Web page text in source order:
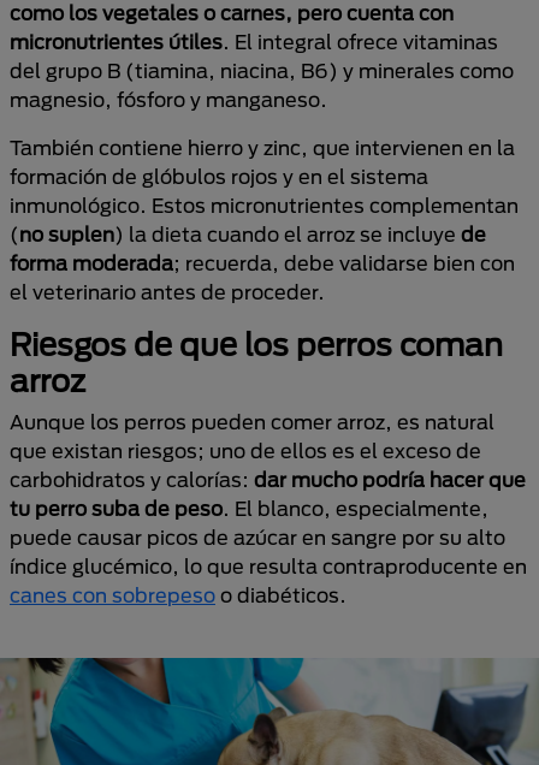
como los vegetales o carnes, pero cuenta con
micronutrientes útiles. El integral ofrece vitaminas
del grupo B (tiamina, niacina, B6) y minerales como
magnesio, fósforo y manganeso.
También contiene hierro y zinc, que intervienen en la
formación de glóbulos rojos y en el sistema
inmunológico. Estos micronutrientes complementan
(no suplen) la dieta cuando el arroz se incluye de
forma moderada; recuerda, debe validarse bien con
el veterinario antes de proceder.
Riesgos de que los perros coman
arroz
Aunque los perros pueden comer arroz, es natural
que existan riesgos; uno de ellos es el exceso de
carbohidratos y calorías: dar mucho podría hacer que
tu perro suba de peso. El blanco, especialmente,
puede causar picos de azúcar en sangre por su alto
índice glucémico, lo que resulta contraproducente en
canes con sobrepeso o diabéticos.